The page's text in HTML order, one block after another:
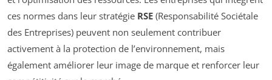
ces normes dans leur stratégie RSE (Responsabilité Sociétale
des Entreprises) peuvent non seulement contribuer
activement à la protection de l’environnement, mais
également améliorer leur image de marque et renforcer leur